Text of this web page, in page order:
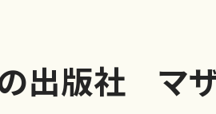
出版社 マ